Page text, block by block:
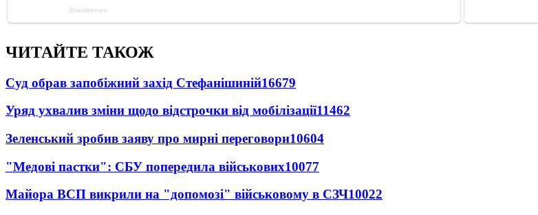
ЧИТАЙТЕ ТАКОЖ
Суд обрав запобіжний захід Стефанішиній16679
Уряд ухвалив зміни щодо відстрочки від мобілізації11462
Зеленський зробив заяву про мирні переговори10604
"Медові пастки": СБУ попередила військових10077
Майора ВСП викрили на "допомозі" військовому в СЗЧ10022